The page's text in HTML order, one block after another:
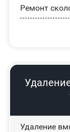
Ремонт
Удаление